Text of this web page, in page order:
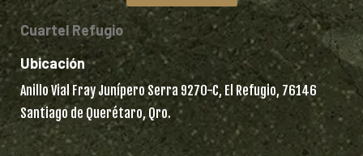
Cuartel Refugio
Ubicación
Anillo Vial Fray Junípero Serra 9270-C, El Refugio, 76146
Santiago de Querétaro, Qro.